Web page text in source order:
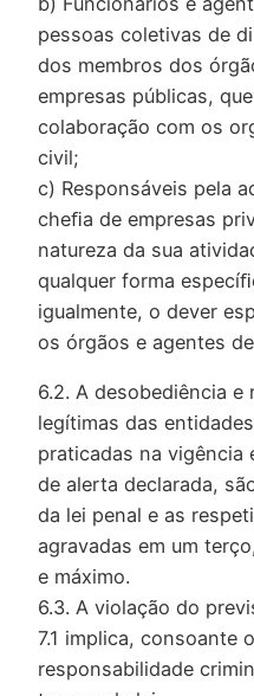
pessoas coletivas de
dos membros dos
empresas públicas,
colaboração com os
civil;
c) Responsáveis pela
cheﬁa de empresas
natureza da sua
qualquer forma
igualmente, o dever
os órgãos e agentes
6.2. A desobediência
legítimas das
praticadas na vigência
de alerta declarada,
da lei penal e as
agravadas em um
e máximo.
6.3. A violação do
7.1 implica, consoante
responsabilidade